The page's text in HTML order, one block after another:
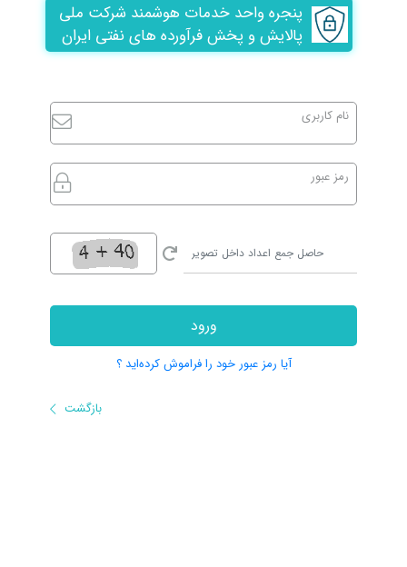
نام کاربری
رمز عبور
ورود
آیا رمز عبور خود را فراموش کرده‌اید ؟
بازگشت
پنجره واحد خدمات هوشمند شرکت ملی
پالایش و پخش فرآورده های نفتی ایران